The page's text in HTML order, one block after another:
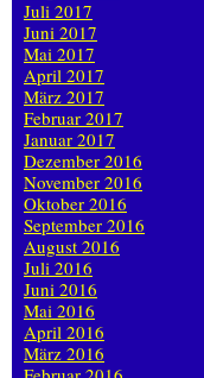
Juli 2017
Juni 2017
Mai 2017
April 2017
März 2017
Februar 2017
Januar 2017
Dezember 2016
November 2016
Oktober 2016
September 2016
August 2016
Juli 2016
Juni 2016
Mai 2016
April 2016
März 2016